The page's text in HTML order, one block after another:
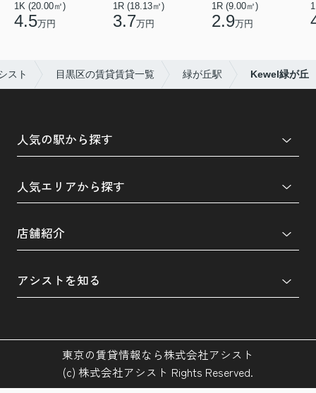
1K (20.00㎡)
4.5万円
1R (18.13㎡)
3.7万円
1R (9.00㎡)
2.9万円
スト 目黒区の賃貸賃貸一覧 緑が丘駅 Kewel緑が丘
人気の駅から探す
人気エリアから探す
店舗紹介
アシストを知る
東京の賃貸情報なら株式会社アシスト
(c) 株式会社アシスト Rights Reserved.